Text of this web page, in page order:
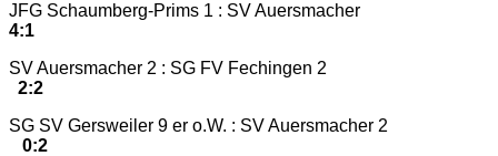
JFG Schaumberg-Prims 1 : SV Auersmacher
4:1
SV Auersmacher 2 : SG FV Fechingen 2
2:2
SG SV Gersweiler 9 er o.W. : SV Auersmacher 2
0:2